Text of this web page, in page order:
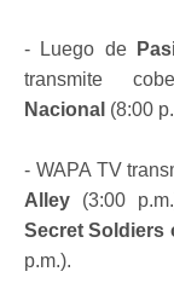
- Luego de
transmite
Nacional (8:00
- WAPA TV
Alley (3:00
Secret Soldiers
p.m.).